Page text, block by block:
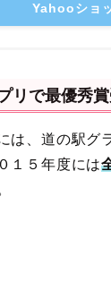
Yahooショ
リで最優秀
は、道の駅グ
１５年度には